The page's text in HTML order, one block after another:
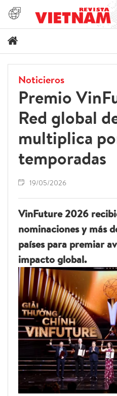
Noticieros
Premio
Red global
multiplica
temporadas
19/05/2026
VinFuture 2026
nominaciones y más
países para premiar
impacto global.